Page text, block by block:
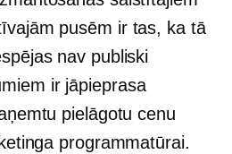
pusēm ir tas, ka tā
nav publiski
ir jāpieprasa
pielāgotu cenu
programmatūrai.